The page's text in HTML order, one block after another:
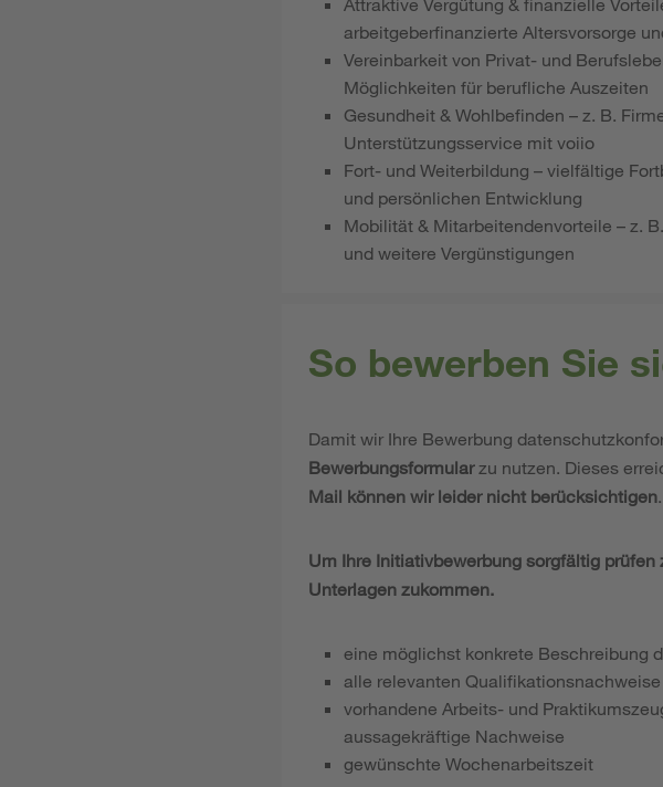
arbeitgeberfinanzierte Altersvorsorge
Vereinbarkeit von Privat- und
Möglichkeiten für berufliche Auszeiten
Gesundheit & Wohlbefinden – z. B.
Unterstützungsservice mit voiio
Fort- und Weiterbildung – vielfältige
und persönlichen Entwicklung
Mobilität & Mitarbeitendenvorteile – z.
und weitere Vergünstigungen
So bewerben Sie
Damit wir Ihre Bewerbung
Bewerbungsformularzu nutzen. Dieses
Mail können wir leider nicht berücksichtigen
Um Ihre Initiativbewerbung sorgfältig
Unterlagen zukommen.
eine möglichst konkrete Beschreibung
alle relevanten
vorhandene Arbeits- und
aussagekräftige Nachweise
gewünschte Wochenarbeitszeit